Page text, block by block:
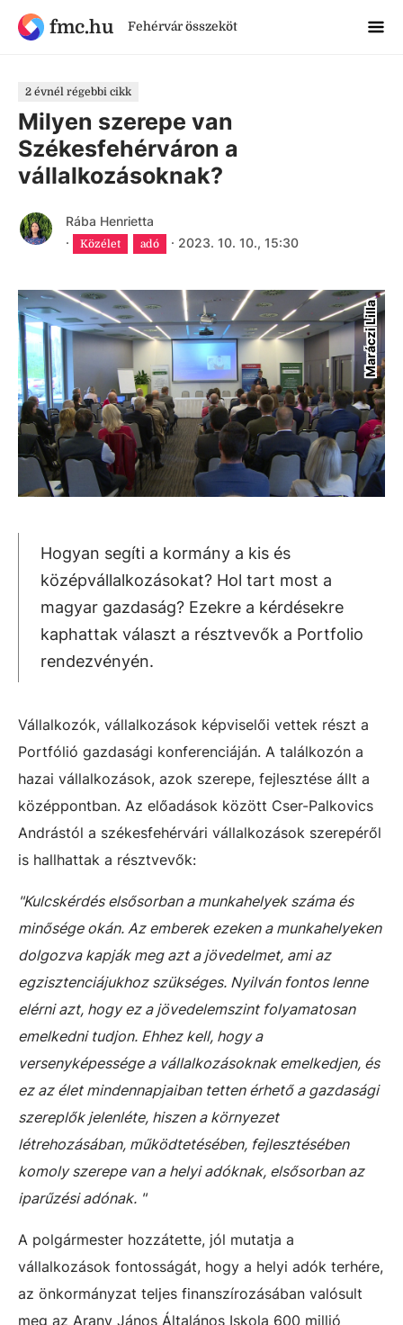
fmc.hu Fehérvár összeköt
2 évnél régebbi cikk
Milyen szerepe van
Székesfehérváron a
vállalkozásoknak?
Rába Henrietta
·
Közélet adó · 2023. 10. 10., 15:30
Maráczi Lilla
Hogyan segíti a kormány a kis és
középvállalkozásokat? Hol tart most a
magyar gazdaság? Ezekre a kérdésekre
kaphattak választ a résztvevők a Portfolio
rendezvényén.
Vállalkozók, vállalkozások képviselői vettek részt a
Portfólió gazdasági konferenciáján. A találkozón a
hazai vállalkozások, azok szerepe, fejlesztése állt a
középpontban. Az előadások között Cser-Palkovics
Andrástól a székesfehérvári vállalkozások szerepéről
is hallhattak a résztvevők:
"Kulcskérdés elsősorban a munkahelyek száma és
minősége okán. Az emberek ezeken a munkahelyeken
dolgozva kapják meg azt a jövedelmet, ami az
egzisztenciájukhoz szükséges. Nyilván fontos lenne
elérni azt, hogy ez a jövedelemszint folyamatosan
emelkedni tudjon. Ehhez kell, hogy a
versenyképessége a vállalkozásoknak emelkedjen, és
ez az élet mindennapjaiban tetten érhető a gazdasági
szereplők jelenléte, hiszen a környezet
létrehozásában, működtetésében, fejlesztésében
komoly szerepe van a helyi adóknak, elsősorban az
iparűzési adónak. "
A polgármester hozzátette, jól mutatja a
vállalkozások fontosságát, hogy a helyi adók terhére,
az önkormányzat teljes finanszírozásában valósult
meg az Arany János Általános Iskola 600 millió